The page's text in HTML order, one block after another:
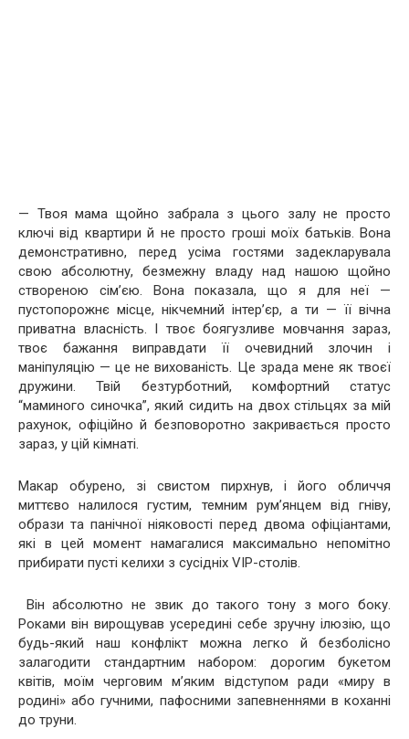
— Твоя мама щойно забрала з цього залу не просто
ключі від квартири й не просто гроші моїх батьків. Вона
демонстративно, перед усіма гостями задекларувала
свою абсолютну, безмежну владу над нашою щойно
створеною сім’єю. Вона показала, що я для неї —
пустопорожнє місце, нікчемний інтер’єр, а ти — її вічна
приватна власність. І твоє боягузливе мовчання зараз,
твоє бажання виправдати її очевидний злочин і
маніпуляцію — це не вихованість. Це зрада мене як твоєї
дружини. Твій безтурботний, комфортний статус
“маминого синочка”, який сидить на двох стільцях за мій
рахунок, офіційно й безповоротно закривається просто
зараз, у цій кімнаті.
Макар обурено, зі свистом пирхнув, і його обличчя
миттєво налилося густим, темним рум’янцем від гніву,
образи та панічної ніяковості перед двома офіціантами,
які в цей момент намагалися максимально непомітно
прибирати пусті келихи з сусідніх VIP-столів.
Він абсолютно не звик до такого тону з мого боку.
Роками він вирощував усередині себе зручну ілюзію, що
будь-який наш конфлікт можна легко й безболісно
залагодити стандартним набором: дорогим букетом
квітів, моїм черговим м’яким відступом ради «миру в
родині» або гучними, пафосними запевненнями в коханні
до труни.